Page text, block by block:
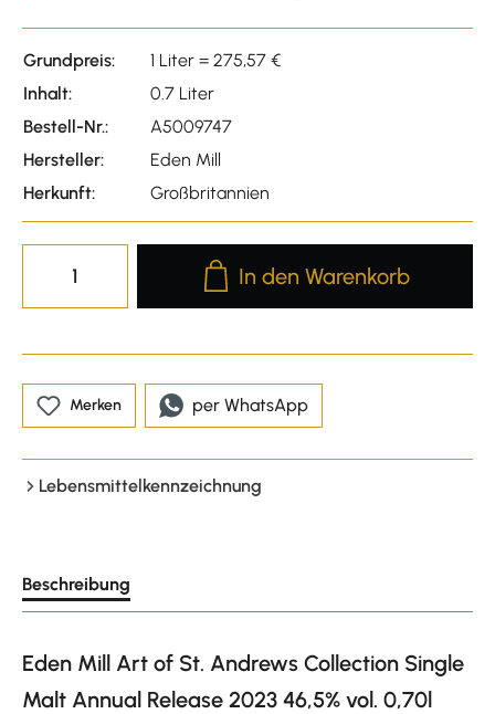
Grundpreis:
1 Liter = 275,57 €
Inhalt:
0.7 Liter
Bestell-Nr.:
A5009747
Hersteller:
Eden Mill
Herkunft:
Großbritannien
Produkt Anzahl: Gib den
In den Warenkorb
Merken per WhatsApp
Lebensmittelkennzeichnung
Beschreibung
Eden Mill Art of St. Andrews Collection Single
Malt Annual Release 2023 46,5% vol. 0,70l